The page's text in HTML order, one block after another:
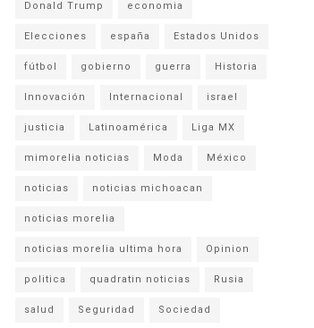
Donald Trump economia
Elecciones españa Estados Unidos
fútbol gobierno guerra Historia
Innovación Internacional israel
justicia Latinoamérica Liga MX
mimorelia noticias Moda México
noticias noticias michoacan
noticias morelia
noticias morelia ultima hora Opinion
politica quadratin noticias Rusia
salud Seguridad Sociedad